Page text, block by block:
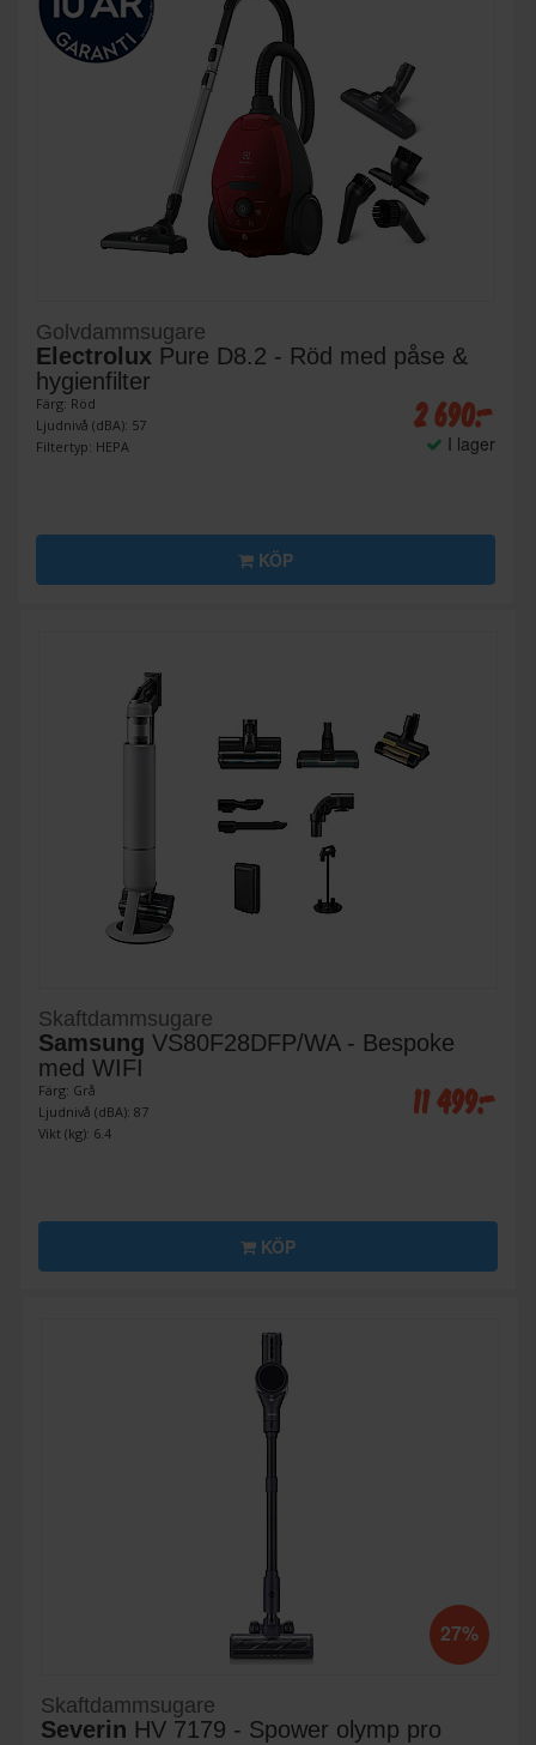
Golvdammsugare
Electrolux Pure D8.2 - Röd med påse &
hygienfilter
Färg: Röd
Ljudnivå (dBA): 57
Filtertyp: HEPA
2 690:-
I lager
KÖP
Skaftdammsugare
Samsung VS80F28DFP/WA - Bespoke
med WIFI
Färg: Grå
Ljudnivå (dBA): 87
Vikt (kg): 6.4
11 499:-
KÖP
27%
Skaftdammsugare
Severin HV 7179 - Spower olymp pro